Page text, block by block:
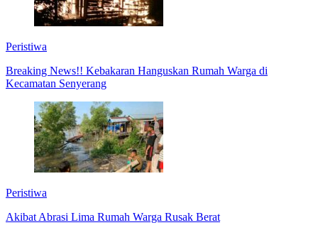
Peristiwa
Breaking News!! Kebakaran Hanguskan Rumah Warga di
Kecamatan Senyerang
Peristiwa
Akibat Abrasi Lima Rumah Warga Rusak Berat